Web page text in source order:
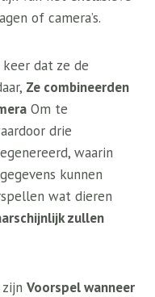
of camera’s.
dat ze de
Ze combineerden
Om te
drie
waarin
kunnen
wat dieren
zullen
Voorspel wanneer